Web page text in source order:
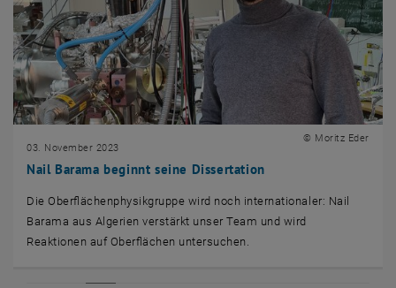
Nail Barama beginnt seine Dissertation
03. November 2023
© Moritz Eder
Die Oberflächenphysikgruppe wird noch internationaler: Nail
Barama aus Algerien verstärkt unser Team und wird
Reaktionen auf Oberflächen untersuchen.